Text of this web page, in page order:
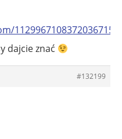
dajcie znać
#132199